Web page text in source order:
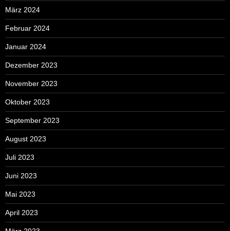
März 2024
Februar 2024
Januar 2024
Dezember 2023
November 2023
Oktober 2023
September 2023
August 2023
Juli 2023
Juni 2023
Mai 2023
April 2023